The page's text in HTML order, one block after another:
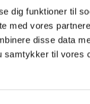
dig funktioner til
med vores
disse data
samtykker til
Næste